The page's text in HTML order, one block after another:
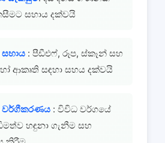
සහාය දක්වයි
: පීඩීඑෆ්, රූප, ස්කෑන් සහ
ආකෘති සඳහා සහය දක්වයි
වර්ගීකරණය : විවිධ වර්ගයේ
හඳුනා ගැනීම සහ